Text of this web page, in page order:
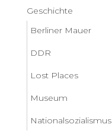
Geschichte
Berliner Mauer
DDR
Lost Places
Museum
Nationalsozialismus